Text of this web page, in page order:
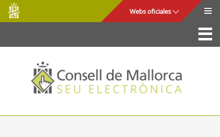
Saltar al contenido principal
Consell
de
Mallorca
Webs oficiales
La Sede
Consejo de Mallorca
Acceso y seguridad
Utilidades